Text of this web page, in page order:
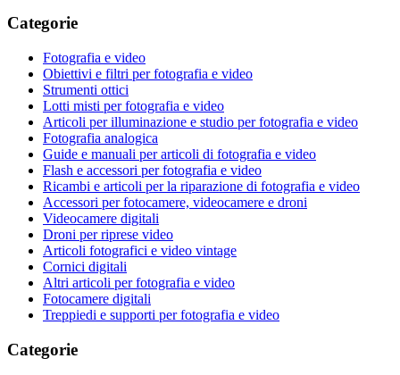
Categorie
Fotografia e video
Obiettivi e filtri per fotografia e video
Strumenti ottici
Lotti misti per fotografia e video
Articoli per illuminazione e studio per fotografia e video
Fotografia analogica
Guide e manuali per articoli di fotografia e video
Flash e accessori per fotografia e video
Ricambi e articoli per la riparazione di fotografia e video
Accessori per fotocamere, videocamere e droni
Videocamere digitali
Droni per riprese video
Articoli fotografici e video vintage
Cornici digitali
Altri articoli per fotografia e video
Fotocamere digitali
Treppiedi e supporti per fotografia e video
Categorie